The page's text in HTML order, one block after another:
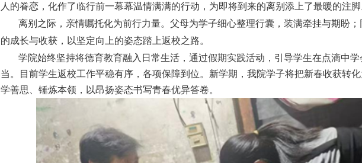
人的眷恋，化作了临行前一幕幕温情满满的行动，为即将到来的离别添上了最暖的注脚
离别之际，亲情嘱托化为前行力量。父母为学子细心整理行囊，装满牵挂与期盼
的成长与收获，以坚定向上的姿态踏上返校之路。
学院始终坚持将德育教育融入日常生活，通过假期实践活动，引导学生在点滴中学
当。目前学生返校工作平稳有序，各项保障到位。新学期，我院学子将把新春收获转
学善思、锤炼本领，以昂扬姿态书写青春优异答卷。